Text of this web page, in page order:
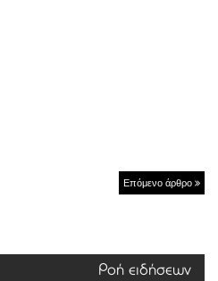
Επόμενο άρθρο
Ροή ειδήσεων